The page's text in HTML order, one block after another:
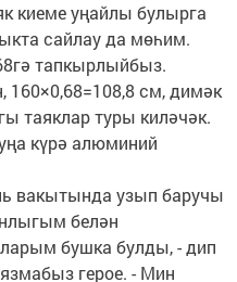
киеме уңайлы булырга
сайлау да мөһим.
тапкырлыйбыз.
160×0,68=108,8 см, димәк
таяклар туры киләчәк.
күрә алюминий
вакытында узып баручы
белән
бушка булды, - дип
герое. - Мин